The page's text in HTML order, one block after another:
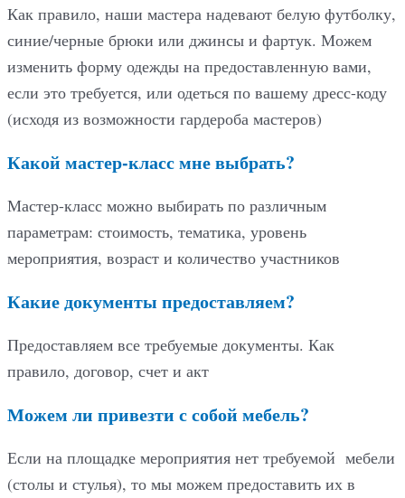
Как правило, наши мастера надевают белую футболку,
синие/черные брюки или джинсы и фартук. Можем
изменить форму одежды на предоставленную вами,
если это требуется, или одеться по вашему дресс-коду
(исходя из возможности гардероба мастеров)
Какой мастер-класс мне выбрать?
Мастер-класс можно выбирать по различным
параметрам: стоимость, тематика, уровень
мероприятия, возраст и количество участников
Какие документы предоставляем?
Предоставляем все требуемые документы. Как
правило, договор, счет и акт
Можем ли привезти с собой мебель?
Если на площадке мероприятия нет требуемой мебели
(столы и стулья), то мы можем предоставить их в